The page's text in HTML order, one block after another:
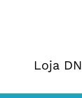
Loja DN